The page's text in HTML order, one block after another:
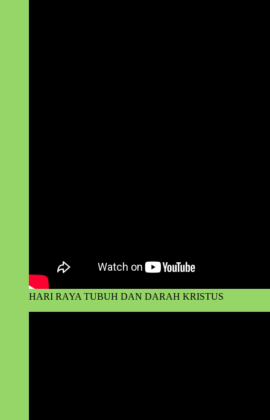
HARI RAYA TUBUH DAN DARAH KRISTUS